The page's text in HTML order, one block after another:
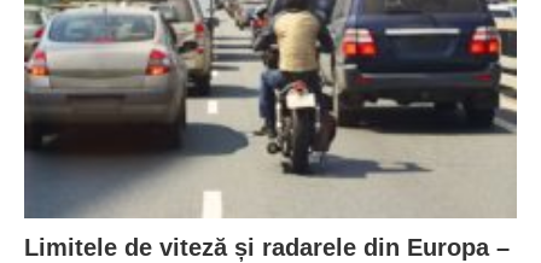
Limitele de viteză și radarele din Europa –